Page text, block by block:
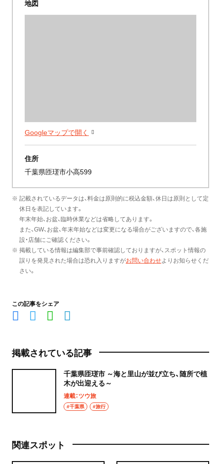
地図
Googleマップで開く
住所
千葉県匝瑳市小高599
※ 記載されているデータは、料金は原則的に税込金額、休日は原則として定
休日を表記しています。
年末年始、お盆、臨時休業などは省略してあります。
また、GW、お盆、年末年始などは変更になる場合がございますので、各施
設・店舗にご確認ください。
※ 掲載している情報は編集部で事前確認しておりますが、スポット情報の
誤りを発見された場合は恐れ入りますがお問い合わせよりお知らせくだ
さい。
この記事をシェア
掲載されている記事
千葉県匝瑳市 ～海と里山が並び立ち、随所で植
木が出迎える～
連載：ツウ旅
#千葉県 #旅行
関連スポット